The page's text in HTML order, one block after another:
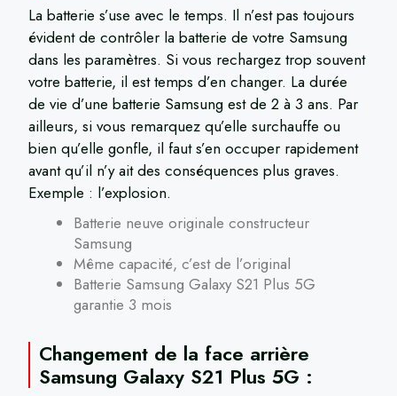
La batterie s’use avec le temps. Il n’est pas toujours
évident de contrôler la batterie de votre Samsung
dans les paramètres. Si vous rechargez trop souvent
votre batterie, il est temps d’en changer. La durée
de vie d’une batterie Samsung est de 2 à 3 ans. Par
ailleurs, si vous remarquez qu’elle surchauffe ou
bien qu’elle gonfle, il faut s’en occuper rapidement
avant qu’il n’y ait des conséquences plus graves.
Exemple : l’explosion.
Batterie neuve originale constructeur
Samsung
Même capacité, c’est de l’original
Batterie Samsung Galaxy S21 Plus 5G
garantie 3 mois
Changement de la face arrière
Samsung Galaxy S21 Plus 5G :